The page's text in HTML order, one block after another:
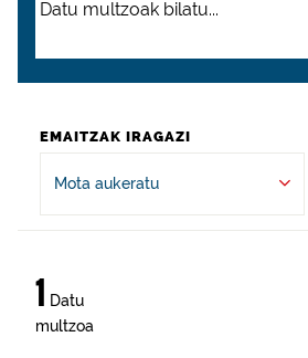
EMAITZAK IRAGAZI
Mota aukeratu
1 Datu
multzoa